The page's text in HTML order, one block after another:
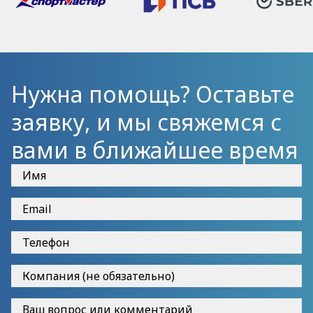
Нужна помощь? Оставьте
заявку, и мы свяжемся с
вами в ближайшее время